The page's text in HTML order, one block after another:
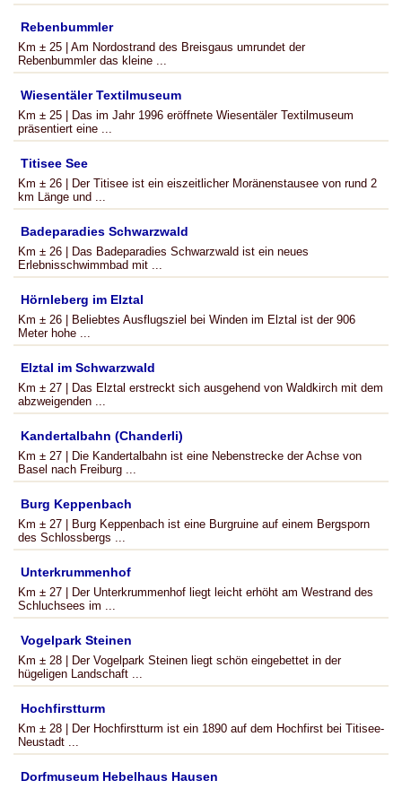
Rebenbummler
Km ± 25 | Am Nordostrand des Breisgaus umrundet der
Rebenbummler das kleine ...
Wiesentäler Textilmuseum
Km ± 25 | Das im Jahr 1996 eröffnete Wiesentäler Textilmuseum
präsentiert eine ...
Titisee See
Km ± 26 | Der Titisee ist ein eiszeitlicher Moränenstausee von rund 2
km Länge und ...
Badeparadies Schwarzwald
Km ± 26 | Das Badeparadies Schwarzwald ist ein neues
Erlebnisschwimmbad mit ...
Hörnleberg im Elztal
Km ± 26 | Beliebtes Ausflugsziel bei Winden im Elztal ist der 906
Meter hohe ...
Elztal im Schwarzwald
Km ± 27 | Das Elztal erstreckt sich ausgehend von Waldkirch mit dem
abzweigenden ...
Kandertalbahn (Chanderli)
Km ± 27 | Die Kandertalbahn ist eine Nebenstrecke der Achse von
Basel nach Freiburg ...
Burg Keppenbach
Km ± 27 | Burg Keppenbach ist eine Burgruine auf einem Bergsporn
des Schlossbergs ...
Unterkrummenhof
Km ± 27 | Der Unterkrummenhof liegt leicht erhöht am Westrand des
Schluchsees im ...
Vogelpark Steinen
Km ± 28 | Der Vogelpark Steinen liegt schön eingebettet in der
hügeligen Landschaft ...
Hochfirstturm
Km ± 28 | Der Hochfirstturm ist ein 1890 auf dem Hochfirst bei Titisee-
Neustadt ...
Dorfmuseum Hebelhaus Hausen